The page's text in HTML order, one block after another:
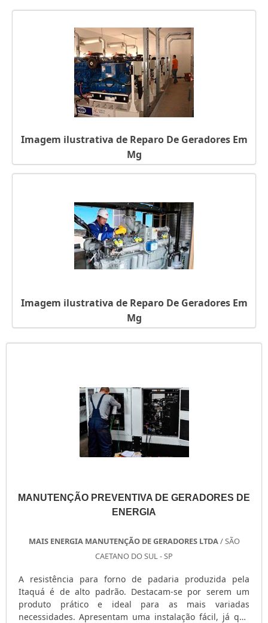
Imagem ilustrativa de Reparo De Geradores Em
Mg
Imagem ilustrativa de Reparo De Geradores Em
Mg
MANUTENÇÃO PREVENTIVA DE GERADORES DE
ENERGIA
MAIS ENERGIA MANUTENÇÃO DE GERADORES LTDA/ SÃO
CAETANO DO SUL - SP
A resistência para forno de padaria produzida pela
Itaquá é de alto padrão. Destacam-se por serem um
produto prático e ideal para as mais variadas
necessidades. Apresentam uma instalação fácil, já que